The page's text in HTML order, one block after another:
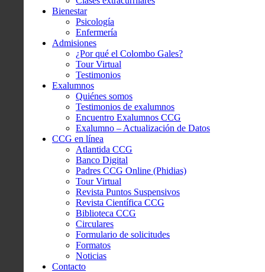
Bienestar
Psicología
Enfermería
Admisiones
¿Por qué el Colombo Gales?
Tour Virtual
Testimonios
Exalumnos
Quiénes somos
Testimonios de exalumnos
Encuentro Exalumnos CCG
Exalumno – Actualización de Datos
CCG en línea
Atlantida CCG
Banco Digital
Padres CCG Online (Phidias)
Tour Virtual
Revista Puntos Suspensivos
Revista Científica CCG
Biblioteca CCG
Circulares
Formulario de solicitudes
Formatos
Noticias
Contacto